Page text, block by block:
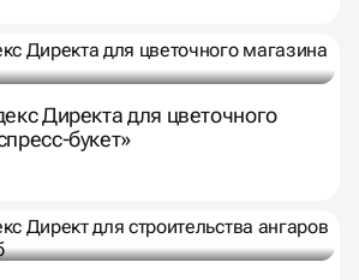
Директа для цветочного
букет»